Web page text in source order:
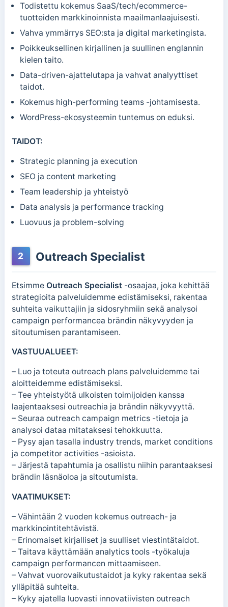
Todistettu kokemus SaaS/tech/ecommerce-
tuotteiden markkinoinnista maailmanlaajuisesti.
Vahva ymmärrys SEO:sta ja digital marketingista.
Poikkeuksellinen kirjallinen ja suullinen englannin
kielen taito.
Data-driven-ajattelutapa ja vahvat analyyttiset
taidot.
Kokemus high-performing teams -johtamisesta.
WordPress-ekosysteemin tuntemus on eduksi.
TAIDOT:
Strategic planning ja execution
SEO ja content marketing
Team leadership ja yhteistyö
Data analysis ja performance tracking
Luovuus ja problem-solving
2 Outreach Specialist
Etsimme Outreach Specialist-osaajaa, joka kehittää
strategioita palveluidemme edistämiseksi, rakentaa
suhteita vaikuttajiin ja sidosryhmiin sekä analysoi
campaign performancea brändin näkyvyyden ja
sitoutumisen parantamiseen.
VASTUUALUEET:
– Luo ja toteuta outreach plans palveluidemme tai
aloitteidemme edistämiseksi.
– Tee yhteistyötä ulkoisten toimijoiden kanssa
laajentaaksesi outreachia ja brändin näkyvyyttä.
– Seuraa outreach campaign metrics -tietoja ja
analysoi dataa mitataksesi tehokkuutta.
– Pysy ajan tasalla industry trends, market conditions
ja competitor activities -asioista.
– Järjestä tapahtumia ja osallistu niihin parantaaksesi
brändin läsnäoloa ja sitoutumista.
VAATIMUKSET:
– Vähintään 2 vuoden kokemus outreach- ja
markkinointitehtävistä.
– Erinomaiset kirjalliset ja suulliset viestintätaidot.
– Taitava käyttämään analytics tools -työkaluja
campaign performancen mittaamiseen.
– Vahvat vuorovaikutustaidot ja kyky rakentaa sekä
ylläpitää suhteita.
– Kyky ajatella luovasti innovatiivisten outreach